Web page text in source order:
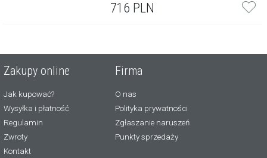
716 PLN
Zakupy online
Jak kupować?
Wysyłka i płatność
Regulamin
Zwroty
Kontakt
Firma
O nas
Polityka prywatności
Zgłaszanie naruszeń
Punkty sprzedaży